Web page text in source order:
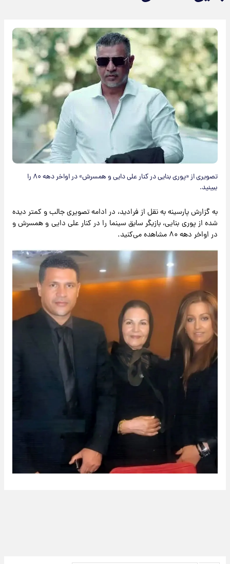
تصویری از «پوری بنایی در کنار علی دایی و همسرش» در اواخر دهه ۸۰ را
ببینید.
به گزارش پارسینه به نقل از فرادید، در ادامه تصویری جالب و کمتر دیده
شده از پوری بنایی، بازیگر سابق سینما را در کنار علی دایی و همسرش و
در اواخر دهه ۸۰ مشاهده می‌کنید.